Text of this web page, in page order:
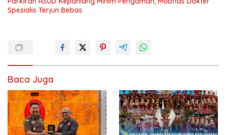
Spesialis Terjun Bebas
Baca Juga